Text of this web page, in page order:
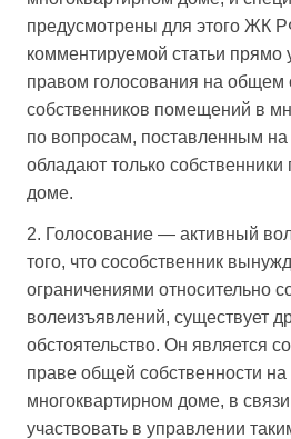
предусмотрены для этого ЖК
комментируемой статьи прямо
правом голосования на общем
собственников помещений в
по вопросам, поставленным на
обладают только
доме.
2. Голосование — активный
того, что сособственник
ограничениями относительно
волеизъявлений, существует
обстоятельство. Он является
праве общей собственности
многоквартирном доме, в
участвовать в управлении